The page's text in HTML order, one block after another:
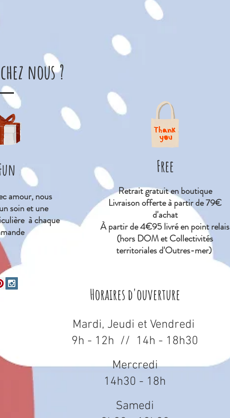
nous ?
amour, nous
soin et une
à chaque
Free
Retrait gratuit en boutique
Livraison offerte à partir de 79€
d'achat
Àpartir de 4€95 livré en point relais
(hors DOM et Collectivités
territoriales d'Outres-mer)
Horaires d'ouverture
Mardi, Jeudi et Vendredi
9h - 12h // 14h - 18h30
Mercredi
14h30 - 18h
Samedi